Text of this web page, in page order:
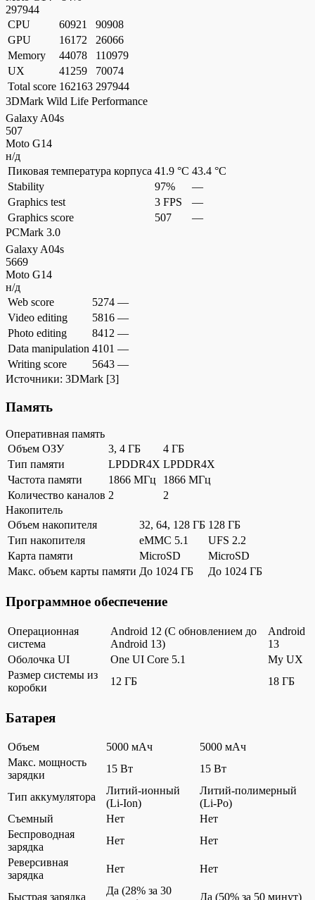
297944
CPU
60921
90908
GPU
16172
26066
Memory
44078
110979
UX
41259
70074
Total score 162163 297944
3DMark Wild Life Performance
Galaxy A04s
507
Moto G14
н/д
Пиковая температура корпуса 41.9 °C 43.4 °C
Stability
97%
—
Graphics test
3 FPS
—
Graphics score
507
—
PCMark 3.0
Galaxy A04s
5669
Moto G14
н/д
Web score
5274 —
Video editing
5816 —
Photo editing
8412 —
Data manipulation 4101 —
Writing score
5643 —
Источники: 3DMark [3]
Память
Оперативная память
Объем ОЗУ
3, 4 ГБ
4 ГБ
Тип памяти
LPDDR4X LPDDR4X
Частота памяти
1866 МГц
1866 МГц
Количество каналов 2
2
Накопитель
Объем накопителя
32, 64, 128 ГБ 128 ГБ
Тип накопителя
eMMC 5.1
UFS 2.2
Карта памяти
MicroSD
MicroSD
Макс. объем карты памяти До 1024 ГБ До 1024 ГБ
Программное обеспечение
Операционная
система
Android 12 (С обновлением до
Android 13)
Android
13
Оболочка UI
One UI Core 5.1
My UX
Размер системы из
коробки
12 ГБ 18 ГБ
Батарея
Объем 5000 мАч
5000 мАч
Макс. мощность
зарядки
15 Вт 15 Вт
Тип аккумулятора
Литий-ионный
(Li-Ion)
Литий-полимерный
(Li-Po)
Съемный
Нет
Нет
Беспроводная
зарядка
Нет
Нет
Реверсивная
зарядка
Нет Нет
Быстрая зарядка
Да (28% за 30
Да (50% за 50 минут)